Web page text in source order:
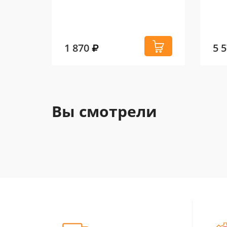
1 870 5
Вы смотрели